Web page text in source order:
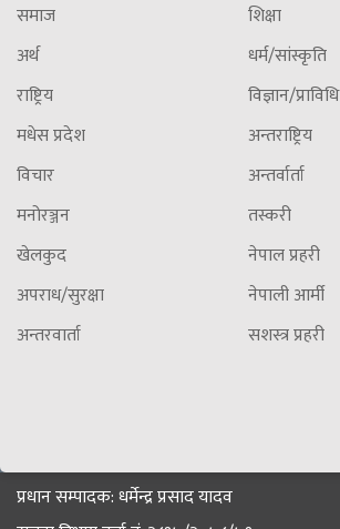
समाज
अर्थ
राष्ट्रिय
मधेस प्रदेश
विचार
मनोरञ्जन
खेलकुद
अपराध/सुरक्षा
अन्तरवार्ता
शिक्षा
धर्म/सांस्कृति
विज्ञान/प्राविधि
अन्तराष्ट्रिय
अन्तर्वार्ता
तस्करी
नेपाल प्रहरी
नेपाली आर्मी
सशस्त्र प्रहरी
प्रधान सम्पादक: धर्मेन्द्र प्रसाद यादव